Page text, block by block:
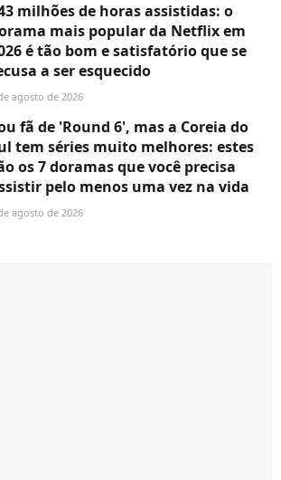
milhões de horas assistidas: o
mais popular da Netflix em
é tão bom e satisfatório que se
a ser esquecido
agosto de 2026
fã de 'Round 6', mas a Coreia do
tem séries muito melhores: estes
os 7 doramas que você precisa
pelo menos uma vez na vida
agosto de 2026